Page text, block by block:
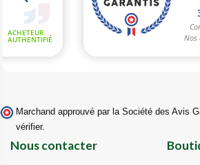
Marchand approuvé par la Société des Avis
vérifier.
Nous contacter